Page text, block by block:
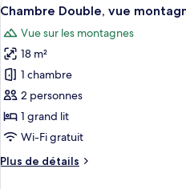
chambres
toutes
les
photos
pour
ce
type
de
chambre :
Chambre
6
Chambre Double, vue
Vue sur les montagnes
18 m²
1 chambre
2 personnes
1 grand lit
Wi-Fi gratuit
Plus de détails
Plus